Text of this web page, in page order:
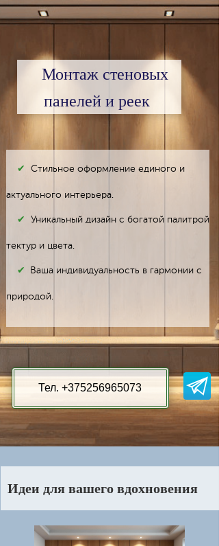
✔ Стильное оформление единого и
актуального интерьера.
✔ Уникальный дизайн с богатой палитрой
тектур и цвета.
✔ Ваша индивидуальность в гармонии с
природой.
Монтаж стеновых
панелей и реек
Тел. +375256965073
Идеи для вашего вдохновения